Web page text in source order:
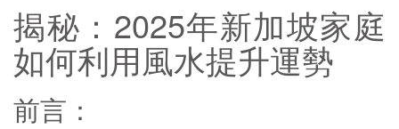
揭秘：2025年新加坡家庭
如何利用風水提升運勢
前言：